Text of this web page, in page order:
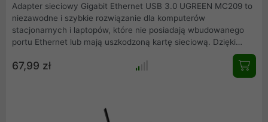
Adapter sieciowy Gigabit Ethernet USB 3.0 UGREEN MC209 to
niezawodne i szybkie rozwiązanie dla komputerów
stacjonarnych i laptopów, które nie posiadają wbudowanego
portu Ethernet lub mają uszkodzoną kartę sieciową. Dzięki
obsłudze standardu USB 3.0 zapewnia stabilne połączenie z
prędkością do 1000 Mbps, co gwarantuje płynne przeglądanie
67,99 zł